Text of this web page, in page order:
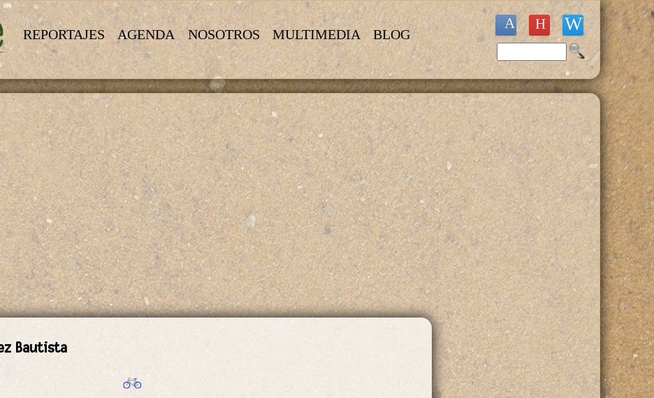
REPORTAJES AGENDA NOSOTROS MULTIMEDIA BLOG
Formulario de búsqueda
Bautista